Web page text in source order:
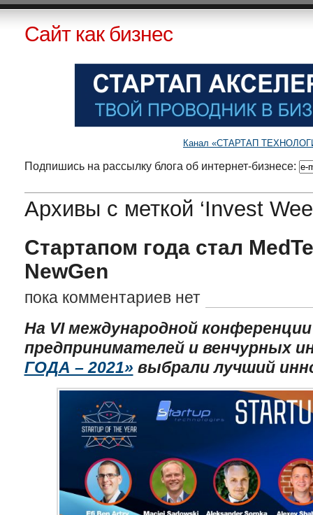
Сайт как бизнес
Канал «СТАРТАП
Подпишись на рассылку блога об интернет-бизнесе:
Архивы с меткой ‘Invest
Стартапом года стал
NewGen
пока комментариев нет
На VI международной
предпринимателей и венчурных
ГОДА – 2021» выбрали лучший